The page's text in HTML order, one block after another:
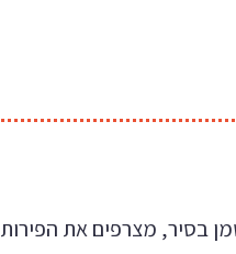
בסיר, מצרפים את הפירות